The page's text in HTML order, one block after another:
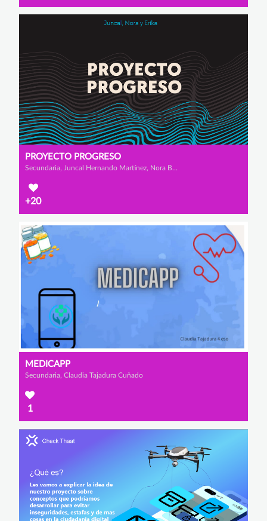
PROYECTO PROGRESO
Secundaria, Juncal Hernando Martínez, Nora Barbadillo Cuesta y Erika Arija del Olmo
+20
MEDICAPP
Secundaria, Claudia Tajadura Cuñado
1